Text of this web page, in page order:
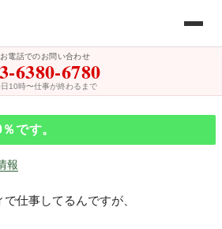
お電話でのお問い合わせ
6380-6780
10時〜仕事が終わるまで
です。
報
仕事してるんですが、